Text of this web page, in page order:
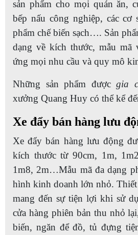
sản phẩm cho mọi quán ăn,
bếp nấu công nghiệp, các cơ
phẩm chế biến sạch…. Sản
dạng về kích thước, mẫu mã
ứng mọi nhu cầu và quy mô
Những sản phẩm được gia
xưởng Quang Huy có thể kể
Xe đẩy bán hàng lưu
Xe đẩy bán hàng lưu động
kích thước từ 90cm, 1m,
1m8, 2m…Mẫu mã đa dạng
hình kinh doanh lớn nhỏ.
mang đến sự tiện lợi khi sử
cửa hàng phiên bản thu nhỏ
biến, ngăn để đồ, tủ đựng